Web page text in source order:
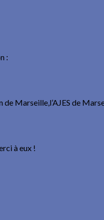
:
de Marseille,l’AJES de
à eux !